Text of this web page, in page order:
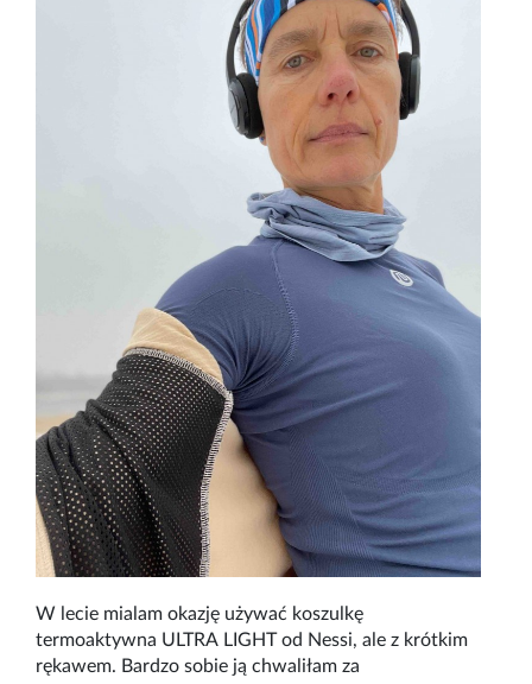
W lecie mialam okazję używać koszulkę
termoaktywna ULTRA LIGHT od Nessi, ale z krótkim
rękawem. Bardzo sobie ją chwaliłam za